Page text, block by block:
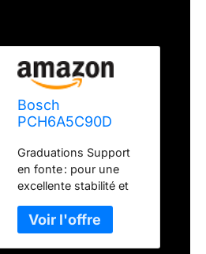
Bosch
PCH6A5C90D
cuisson à gaz
(autosuffisante),
60 cm de large,
FlameSelect 9
niveaux de
puissance,
Graduations Support
en fonte : pour une
excellente stabilité et
cuisson flamese
Select : pour une